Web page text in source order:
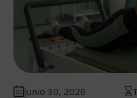
junio 30, 2026